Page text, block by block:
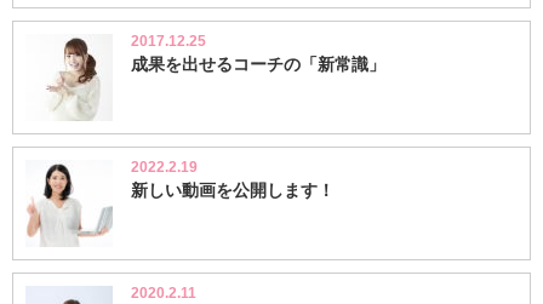
2017.12.25
成果を出せるコーチの「新常識」
2022.2.19
新しい動画を公開します！
2020.2.11